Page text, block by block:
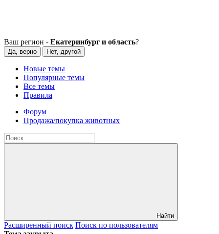
Ваш регион - Екатеринбург и область?
Да, верно Нет, другой
Новые темы
Популярные темы
Все темы
Правила
Форум
Продажа/покупка животных
Найти
Расширенный поиск Поиск по пользователям